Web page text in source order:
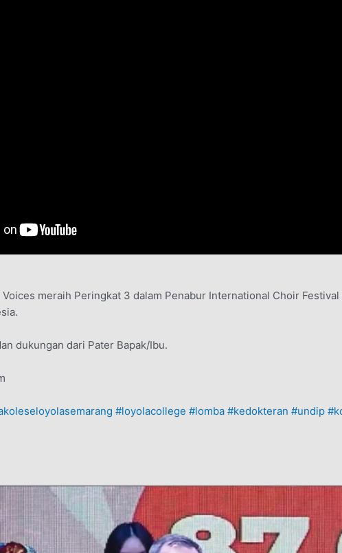
meraih Peringkat 3 dalam Penabur International Choir
dukungan dari Pater Bapak/Ibu.
#loyolacollege #lomba #kedokteran #undip